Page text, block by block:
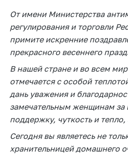
Белорусская
универсальная
товарная биржа
Общественная
жизнь
Идеологическая
работа
Официальные
геральдические
символы
5 лет МАРТ
От имени Министерства
регулирования и торговли
примите искренние
прекрасного весеннего
В нашей стране и во всем
отмечается с особой
дань уважения и
замечательным женщинам за
поддержку, чуткость и тепло,
Сегодня вы являетесь не
хранительницей домашнего